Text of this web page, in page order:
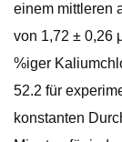
einem mittleren
von 1,72 ± 0,26
%iger
52.2 für
konstanten